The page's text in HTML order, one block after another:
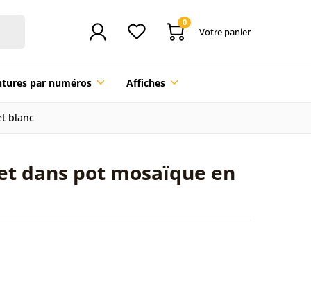
0
Votre panier
par numéros Affiches
blanc
dans pot mosaïque en